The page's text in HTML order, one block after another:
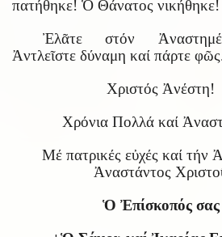
πατήθηκε! Ὁ Θάνατος νικήθηκε!
Ἐλᾶτε στόν
Ἀντλεῖστε δύναμη καί πάρτε
Χριστός Ἀνέστη!
Χρόνια Πολλά καί
Μέ πατρικές εὐχές καί τήν
Ἀναστάντος
Ὁ Ἐπίσκοπός σας